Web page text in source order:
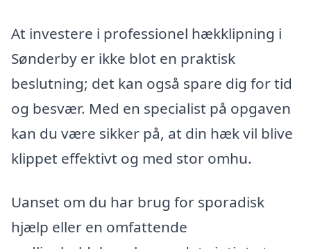
At investere i professionel hækklipning i
Sønderby er ikke blot en praktisk
beslutning; det kan også spare dig for tid
og besvær. Med en specialist på opgaven
kan du være sikker på, at din hæk vil blive
klippet effektivt og med stor omhu.
Uanset om du har brug for sporadisk
hjælp eller en omfattende